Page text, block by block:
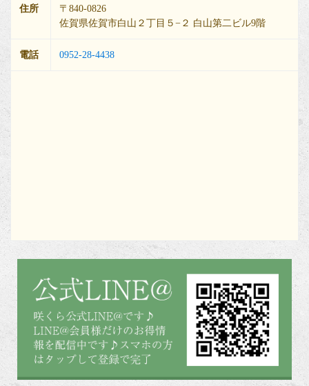
住所
〒840-0826
佐賀県佐賀市白山２丁目５−２ 白山第二ビル9階
電話 0952-28-4438